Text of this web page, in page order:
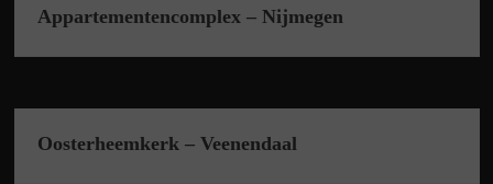
Appartementencomplex – Nijmegen
Oosterheemkerk – Veenendaal